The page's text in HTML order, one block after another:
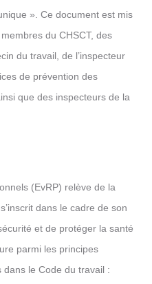
». Ce document est mis
du CHSCT, des
du travail, de l’inspecteur
de prévention des
que des inspecteurs de la
(EvRP) relève de la
dans le cadre de son
et de protéger la santé
parmi les principes
le Code du travail :